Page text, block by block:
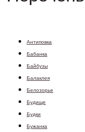
Антиповка
Бабанка
Байбузы
Балаклея
Белозорье
Будище
Будки
Бужанка